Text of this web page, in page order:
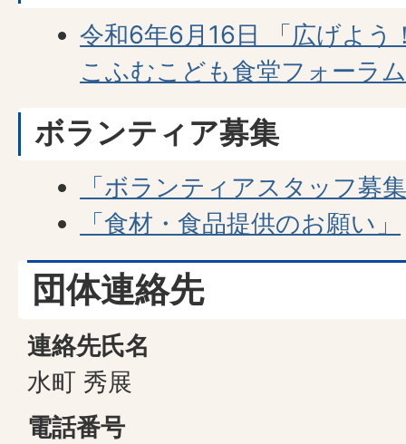
令和6年6月16日 「広げよう
こふむこども食堂フォーラ
ボランティア募集
「ボランティアスタッフ募
「食材・食品提供のお願い」
団体連絡先
連絡先氏名
水町 秀展
電話番号